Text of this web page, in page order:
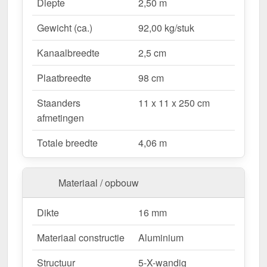
RAL 7016?
Duurzaam & stabiel
– Hoogwaardige Aluminium
constructie voor maximale weersbestendigheid.
Effectieve bescherming tegen weersinvloeden
– Bestendige Polycarbonaat dakbedekking
beschermt tegen regen & UV-straling.
Robuust voor alle weersomstandigheden
Beschikbaar voor sneeuwzone 1 (0,65 kN/m²),
ideaal voor verschillende klimatologische
omstandigheden.
Optimale lichttransmissie– Heldere &
vriendelijke sfeer met ongeveer 55 %
lichttransmissie.
Geïntegreerde dakgoot– Waterafvoer via de
verborgen goot, esthetisch & functioneel.
Ruimtebesparend design– Met slechts 2
berichten blijft uw terras open & ruimtelijk.
Diepte
2,50 m
Gewicht (ca.)
92,00 kg/stuk
Kanaalbreedte
2,5 cm
Plaatbreedte
98 cm
Staanders
afmetingen
11 x 11 x 250 cm
Totale breedte 4,06 m
Materiaal / opbouw
Dikte
16 mm
Materiaal constructie
Aluminium
Structuur
5-X-wandig